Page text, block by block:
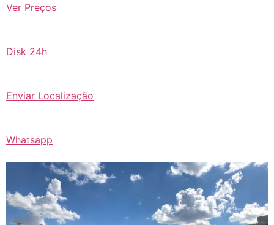
Ver Preços
Disk 24h
Enviar Localização
Whatsapp